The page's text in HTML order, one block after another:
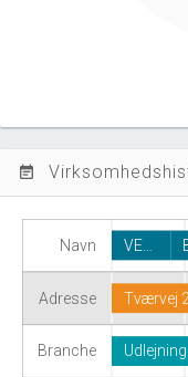
event_note
Navn
Adresse
Branche
VE…
Tværvej